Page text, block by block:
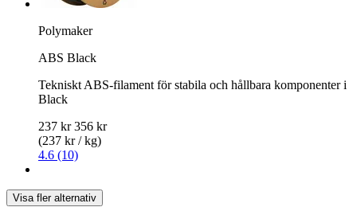
Polymaker
ABS Black
Tekniskt ABS-filament för stabila och hållbara komponenter i
Black
237 kr 356 kr
(237 kr / kg)
4.6 (10)
Visa fler alternativ